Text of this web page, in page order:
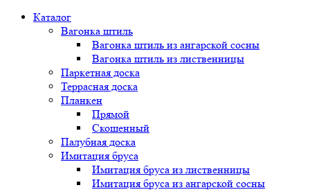
Каталог
Вагонка штиль
Вагонка штиль из ангарской сосны
Вагонка штиль из лиственницы
Паркетная доска
Террасная доска
Планкен
Прямой
Скошенный
Палубная доска
Имитация бруса
Имитация бруса из лиственницы
Имитация бруса из ангарской сосны